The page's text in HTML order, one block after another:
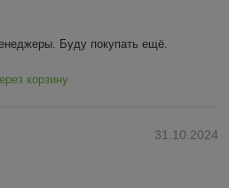
Буду покупать ещё.
корзину
31.10.2024